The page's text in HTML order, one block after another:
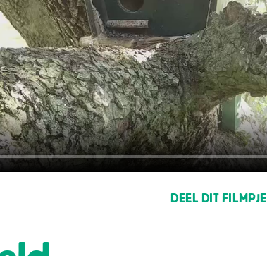
DEEL DIT FILMPJE